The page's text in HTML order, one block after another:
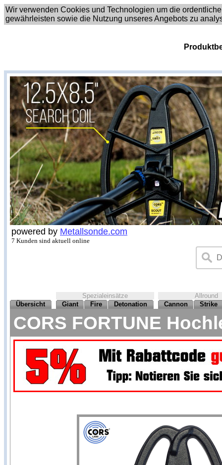
Wir verwenden Cookies und Technologien um die
gewährleisten sowie die Nutzung unseres Angebots zu
powered by Metallsonde.com
7 Kunden sind aktuell online
Spezialeinsätze
Allround
Übersicht
Giant Fire Detonation Cannon Strike
CORS FORTUNE